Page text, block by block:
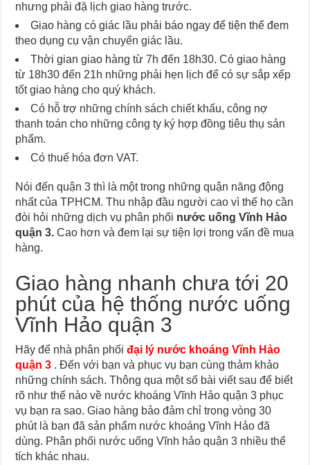
nhưng phải đặ lịch giao hàng trước.
Giao hàng có giác lầu phải báo ngay để tiện thể đem
theo dụng cụ vận chuyển giác lầu.
Thời gian giao hàng từ 7h đến 18h30. Có giao hàng
từ 18h30 đến 21h những phải hẹn lịch để có sự sắp xếp
tốt giao hàng cho quý khách.
Có hỗ trợ những chính sách chiết khấu, công nợ
thanh toán cho những công ty ký hợp đồng tiêu thụ sản
phẩm.
Có thuế hóa đơn VAT.
Nói đến quận 3 thì là một trong những quận năng động
nhất của TPHCM. Thu nhập đầu người cao vì thế họ cần
đòi hỏi những dịch vụ phân phối nước uống Vĩnh Hảo
quận 3. Cao hơn và đem lại sự tiện lợi trong vấn đề mua
hàng.
Giao hàng nhanh chưa tới 20
phút của hệ thống nước uống
Vĩnh Hảo quận 3
Hãy để nhà phân phốiđại lý nước khoáng Vĩnh Hảo
quận 3 . Đến với bạn và phục vụ bạn cùng thảm khảo
những chính sách. Thông qua một số bài viết sau để biết
rõ như thế nào về nước khoáng Vĩnh Hảo quận 3 phục
vụ bạn ra sao. Giao hàng bảo đảm chỉ trong vòng 30
phút là bạn đã sản phẩm nước khoáng Vĩnh Hảo đã
dùng. Phân phối nước uống Vĩnh hảo quận 3 nhiều thể
tích khác nhau.